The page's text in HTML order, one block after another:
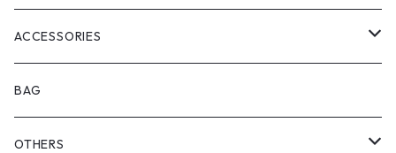
POLO SHIRTS
L/S T-SHIRTS
TANK TOP
CAP
CASQUETTE
ACCESSORIES
RING
iPhone CASE
BAG
OTHERS